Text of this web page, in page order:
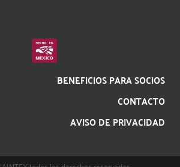
BENEFICIOS PARA SOCIOS
CONTACTO
AVISO DE PRIVACIDAD